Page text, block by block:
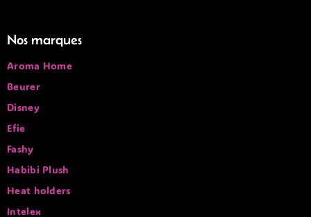
Nos marques
Aroma Home
Beurer
Disney
Efie
Fashy
Habibi Plush
Heat holders
Intelex